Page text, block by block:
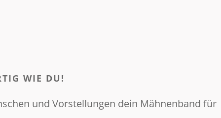
WIE DU!
und Vorstellungen dein Mähnenband für